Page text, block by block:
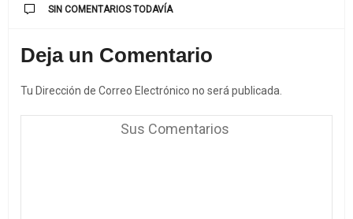
SIN COMENTARIOS TODAVÍA
Deja un Comentario
Tu Dirección de Correo Electrónico no será publicada.